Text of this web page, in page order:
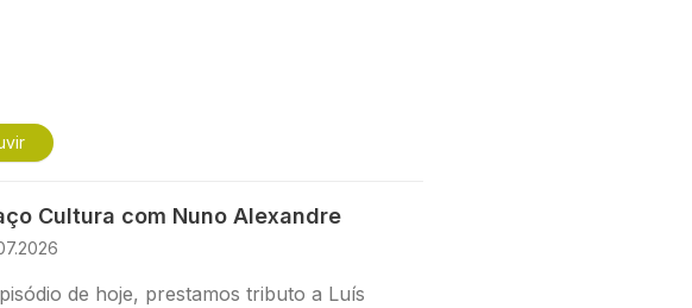
Cultura com Nuno Alexandre
de hoje, prestamos tributo a Luís